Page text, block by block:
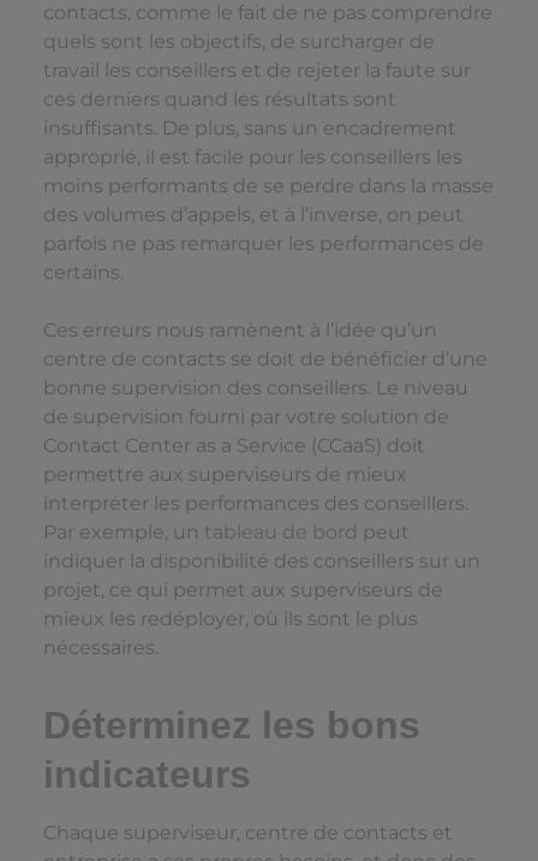
contacts, comme le fait de ne pas comprendre
quels sont les objectifs, de surcharger de
travail les conseillers et de rejeter la faute sur
ces derniers quand les résultats sont
insuffisants. De plus, sans un encadrement
approprié, il est facile pour les conseillers les
moins performants de se perdre dans la masse
des volumes d’appels, et à l’inverse, on peut
parfois ne pas remarquer les performances de
certains.
Ces erreurs nous ramènent à l’idée qu’un
centre de contacts se doit de bénéficier d’une
bonne supervision des conseillers. Le niveau
de supervision fourni par votre solution de
Contact Center as a Service (CCaaS) doit
permettre aux superviseurs de mieux
interpréter les performances des conseillers.
Par exemple, un tableau de bord peut
indiquer la disponibilité des conseillers sur un
projet, ce qui permet aux superviseurs de
mieux les redéployer, où ils sont le plus
nécessaires.
Déterminez les bons
indicateurs
Chaque superviseur, centre de contacts et